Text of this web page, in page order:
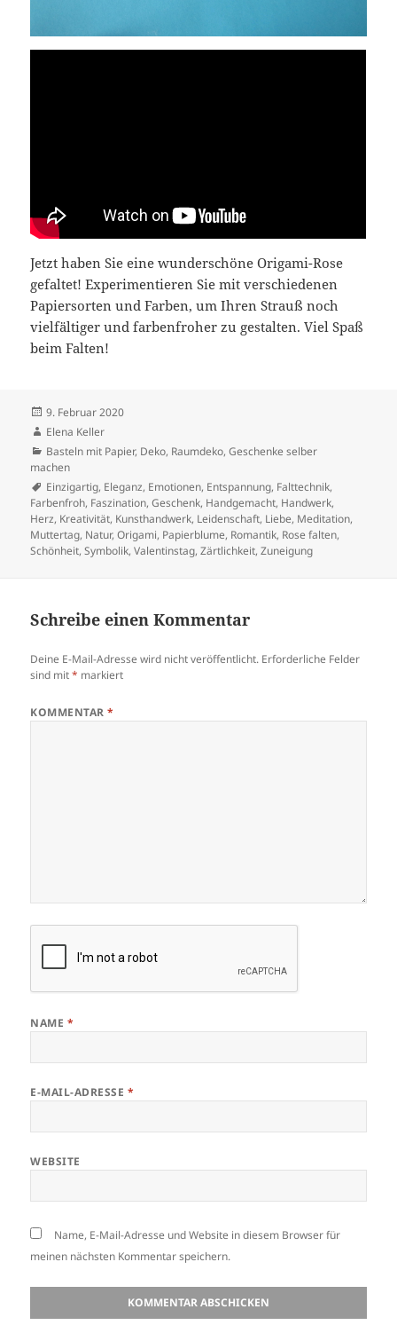
Jetzt haben Sie eine wunderschöne Origami-Rose
gefaltet! Experimentieren Sie mit verschiedenen
Papiersorten und Farben, um Ihren Strauß noch
vielfältiger und farbenfroher zu gestalten. Viel Spaß
beim Falten!
Veröffentlicht
am
9. Februar 2020
Autor
Elena Keller
Kategorien
Basteln mit Papier, Deko, Raumdeko, Geschenke selber
machen
Schlagwörter
Einzigartig, Eleganz, Emotionen, Entspannung, Falttechnik,
Farbenfroh, Faszination,Geschenk, Handgemacht, Handwerk,
Herz, Kreativität, Kunsthandwerk, Leidenschaft, Liebe, Meditation,
Muttertag, Natur,Origami, Papierblume, Romantik, Rose falten,
Schönheit,Symbolik,Valentinstag,Zärtlichkeit,Zuneigung
Schreibe einen Kommentar
Deine E-Mail-Adresse wird nicht veröffentlicht. Erforderliche Felder
sind mit* markiert
KOMMENTAR*
NAME *
E-MAIL-ADRESSE *
WEBSITE
Name, E-Mail-Adresse und Website in diesem Browser für
meinen nächsten Kommentar speichern.